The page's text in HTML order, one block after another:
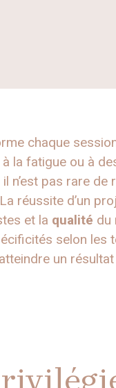
chaque
la fatigue ou à
il n’est pas rare
réussite d’un
et la qualité du
selon les
un